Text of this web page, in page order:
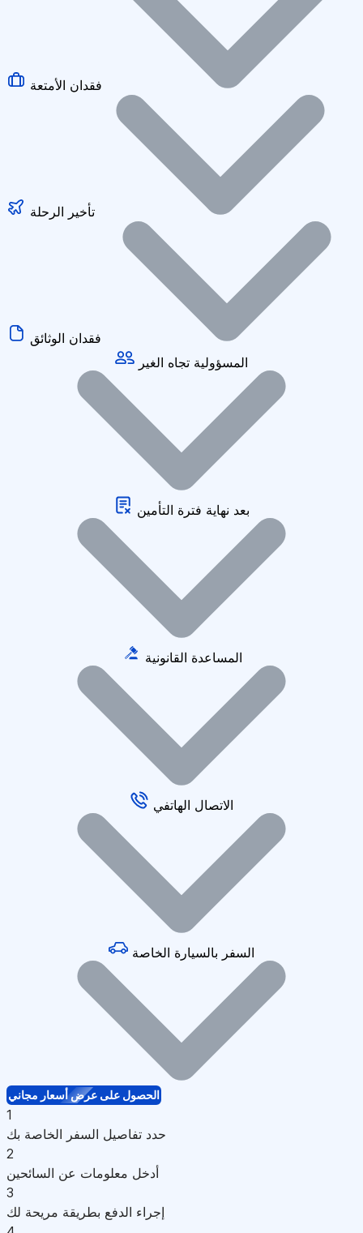
المسؤولية تجاه الغير
بعد نهاية فترة التأمين
المساعدة القانونية
الاتصال الهاتفي
السفر بالسيارة الخاصة
الحصول على عرض أسعار مجاني
1
حدد تفاصيل السفر الخاصة بك
2
أدخل معلومات عن السائحين
3
إجراء الدفع بطريقة مريحة لك